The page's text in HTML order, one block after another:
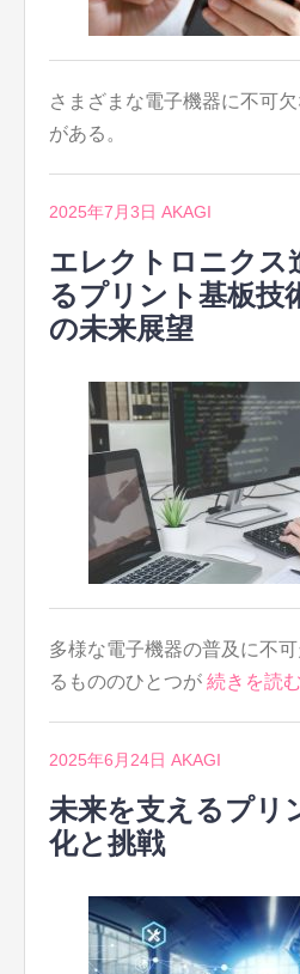
さまざまな電子機器に不可
がある。
2025年7月3日 AKAGI
エレクトロニクス
るプリント基板技
の未来展望
多様な電子機器の普及に不
るもののひとつが 続きを読
2025年6月24日 AKAGI
未来を支えるプリ
化と挑戦